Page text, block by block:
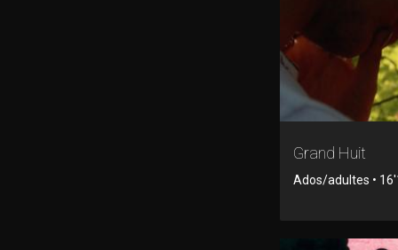
Grand Huit
Ados/adultes •